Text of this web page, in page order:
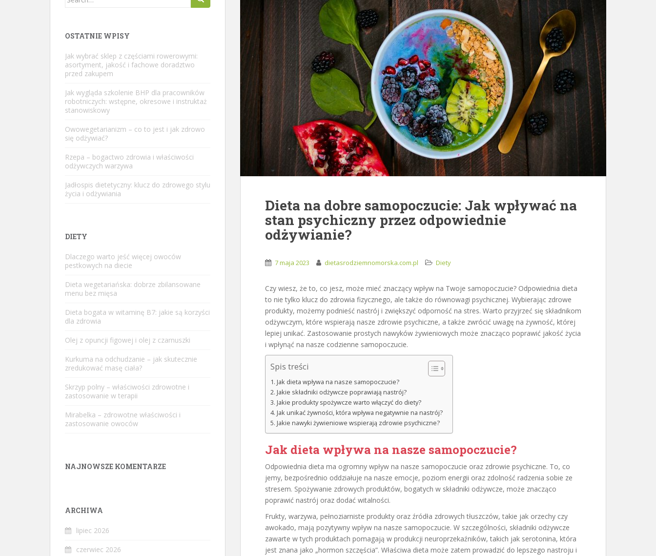
Dieta na dobre samopoczucie: Jak wpływać na
stan psychiczny przez odpowiednie
odżywianie?
7 maja 2023 dietasrodziemnomorska.com.pl Diety
Czy wiesz, że to, co jesz, może mieć znaczący wpływ na Twoje samopoczucie? Odpowiednia dieta
to nie tylko klucz do zdrowia fizycznego, ale także do równowagi psychicznej. Wybierając zdrowe
produkty, możemy podnieść nastrój i zwiększyć odporność na stres. Warto przyjrzeć się składnikom
odżywczym, które wspierają nasze zdrowie psychiczne, a także zwrócić uwagę na żywność, której
lepiej unikać. Zastosowanie prostych nawyków żywieniowych może znacząco poprawić jakość życia
i wpłynąć na nasze codzienne samopoczucie.
Spis treści
Jak dieta wpływa na nasze samopoczucie?
Jakie składniki odżywcze poprawiają nastrój?
Jakie produkty spożywcze warto włączyć do diety?
Jak unikać żywności, która wpływa negatywnie na nastrój?
Jakie nawyki żywieniowe wspierają zdrowie psychiczne?
Jak dieta wpływa na nasze samopoczucie?
Odpowiednia dieta ma ogromny wpływ na nasze samopoczucie oraz zdrowie psychiczne. To, co
jemy, bezpośrednio oddziałuje na nasze emocje, poziom energii oraz zdolność radzenia sobie ze
stresem. Spożywanie zdrowych produktów, bogatych w składniki odżywcze, może znacząco
poprawić nastrój oraz dodać witalności.
Frukty, warzywa, pełnoziarniste produkty oraz źródła zdrowych tłuszczów, takie jak orzechy czy
awokado, mają pozytywny wpływ na nasze samopoczucie. W szczególności, składniki odżywcze
zawarte w tych produktach pomagają w produkcji neuroprzekaźników, takich jak serotonina, która
jest znana jako „hormon szczęścia”. Właściwa dieta może zatem prowadzić do lepszego nastroju i
OSTATNIE WPISY
Jak wybrać sklep z częściami rowerowymi:
asortyment, jakość i fachowe doradztwo
przed zakupem
Jak wygląda szkolenie BHP dla pracowników
robotniczych: wstępne, okresowe i instruktaż
stanowiskowy
Owowegetarianizm – co to jest i jak zdrowo
się odżywiać?
Rzepa – bogactwo zdrowia i właściwości
odżywczych warzywa
Jadłospis dietetyczny: klucz do zdrowego stylu
życia i odżywiania
DIETY
Dlaczego warto jeść więcej owoców
pestkowych na diecie
Dieta wegetariańska: dobrze zbilansowane
menu bez mięsa
Dieta bogata w witaminę B7: jakie są korzyści
dla zdrowia
Olej z opuncji figowej i olej z czarnuszki
Kurkuma na odchudzanie – jak skutecznie
zredukować masę ciała?
Skrzyp polny – właściwości zdrowotne i
zastosowanie w terapii
Mirabelka – zdrowotne właściwości i
zastosowanie owoców
NAJNOWSZE KOMENTARZE
ARCHIWA
lipiec 2026
czerwiec 2026